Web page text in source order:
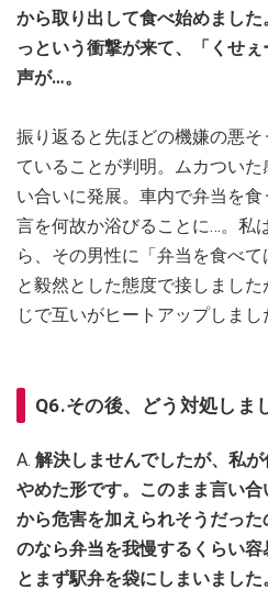
から取り出して食べ始めまし
っという衝撃が来て、「くせ
声が…。
振り返ると先ほどの機嫌の悪
ていることが判明。ムカつい
い合いに発展。車内で弁当を
言を何故か浴びることに…。私
ら、その男性に「弁当を食べて
と毅然とした態度で接しまし
じで互いがヒートアップしまし
Q6.その後、どう対処しま
A. 解決しませんでしたが、私
やめた形です。このまま言い
から危害を加えられそうだっ
のなら弁当を我慢するくらい
とまず駅弁を袋にしまいました